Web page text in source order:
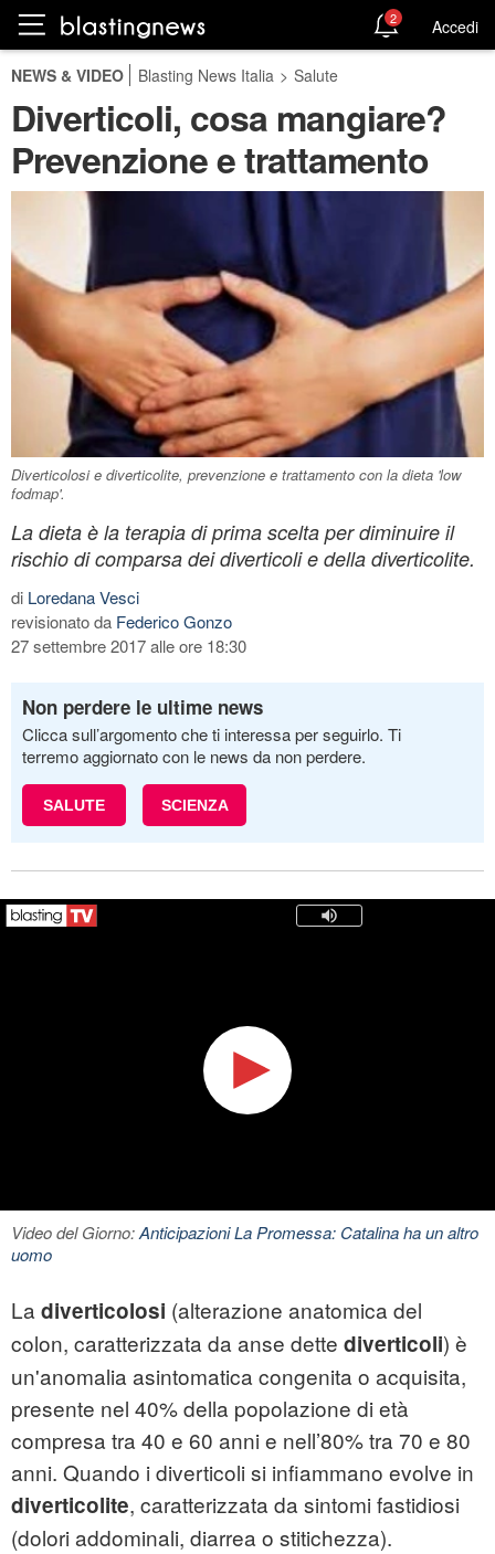
2 Accedi
NEWS & VIDEO Blasting News Italia > Salute
Diverticoli, cosa mangiare?
Prevenzione e trattamento
Diverticolosi e diverticolite, prevenzione e trattamento con la dieta 'low
fodmap'.
La dieta è la terapia di prima scelta per diminuire il
rischio di comparsa dei diverticoli e della diverticolite.
di Loredana Vesci
revisionato da Federico Gonzo
27 settembre 2017 alle ore 18:30
Non perdere le ultime news
Clicca sull’argomento che ti interessa per seguirlo. Ti
terremo aggiornato con le news da non perdere.
SALUTE SCIENZA
Video del Giorno:Anticipazioni La Promessa: Catalina ha un altro
uomo
La diverticolosi (alterazione anatomica del
colon, caratterizzata da anse dette diverticoli) è
un'anomalia asintomatica congenita o acquisita,
presente nel 40% della popolazione di età
compresa tra 40 e 60 anni e nell’80% tra 70 e 80
anni. Quando i diverticoli si infiammano evolve in
diverticolite, caratterizzata da sintomi fastidiosi
(dolori addominali, diarrea o stitichezza).